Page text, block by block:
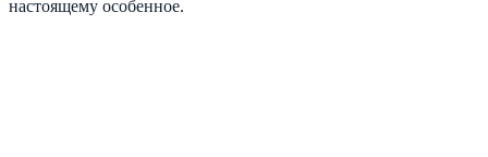
настоящему особенное.